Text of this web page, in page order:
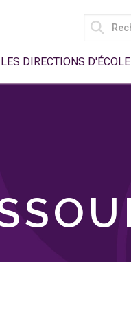
SEARCH
FOR:
LES DIRECTIONS D'ÉCOLE